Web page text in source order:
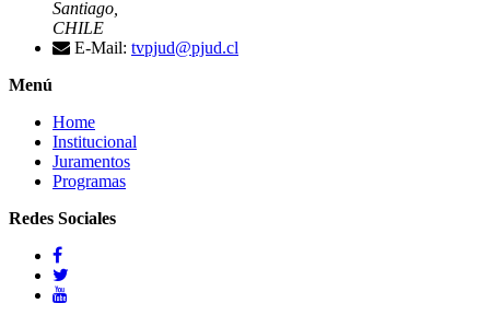
Santiago,
CHILE
E-Mail: tvpjud@pjud.cl
Menú
Home
Institucional
Juramentos
Programas
Redes Sociales